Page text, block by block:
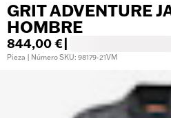
GRIT ADVENTURE
HOMBRE
844,00 €
Pieza | Número SKU: 98179-21VM